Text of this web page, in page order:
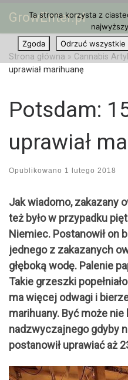
Przejdź do treści
GrowEnter.pl
Strona główna » Cannabis
uprawiał marihuanę
Potsdam:
uprawiał
Opublikowano 1 lutego 2018
Jak wiadomo, zakazany
też było w przypadku
Niemiec. Postanowił on
jednego z zakazanych
głęboką wodę. Palenie
Takie grzeszki
ma więcej odwagi i
marihuany. Być może
nadzwyczajnego gdyby
postanowił uprawiać aż
Ta strona korzysta z
Zgoda
Odrzuć wszystkie